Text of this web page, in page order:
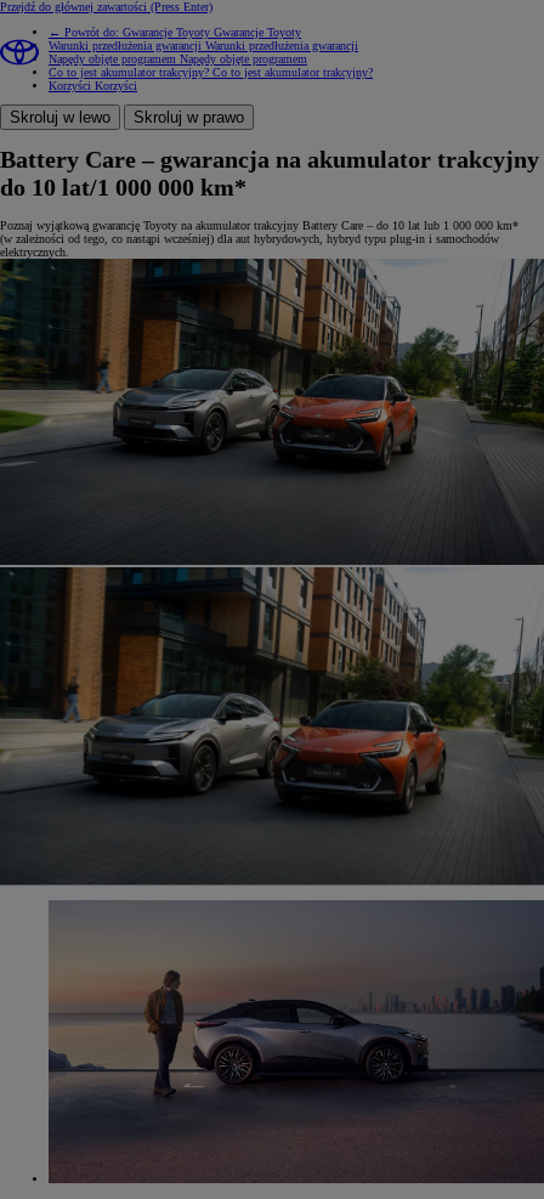
Przejdź do głównej zawartości (Press Enter)
← Powrót do: Gwarancje Toyoty Gwarancje Toyoty
Warunki przedłużenia gwarancji Warunki przedłużenia gwarancji
Napędy objęte programem Napędy objęte programem
Co to jest akumulator trakcyjny? Co to jest akumulator trakcyjny?
Korzyści Korzyści
Skroluj w lewo Skroluj w prawo
Battery Care – gwarancja na akumulator trakcyjny
do 10 lat/1 000 000 km*
Poznaj wyjątkową gwarancję Toyoty na akumulator trakcyjny Battery Care – do 10 lat lub 1 000 000 km*
(w zależności od tego, co nastąpi wcześniej) dla aut hybrydowych, hybryd typu plug-in i samochodów
elektrycznych.